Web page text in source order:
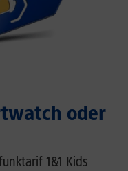
oder
1&1 Kids